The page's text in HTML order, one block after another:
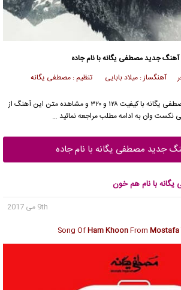
آهنگ جدیدمصطفی یگانهبا نام جاده
آهنگساز : میلاد بابایی تنظیم : مصطفی یگانه
یگانه
با کیفیت ۱۲۸ و ۳۲۰ و مشاهده متن این آهنگ از
نکست وان به ادامه مطلب مراجعه نمائید …
جدید مصطفی یگانه با نام جاده
با نام هم خون
9th می 2017
Song OfHam KhoonFrom Mostafa